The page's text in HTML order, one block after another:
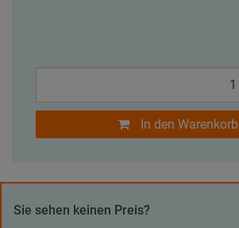
In den Warenkorb
Sie sehen keinen Preis?